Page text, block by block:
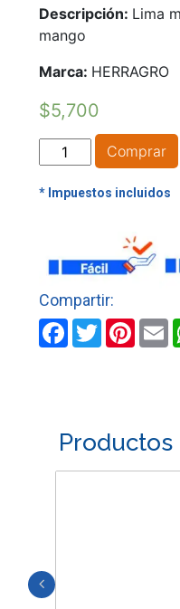
Descripción: Lima
mango
Marca: HERRAGRO
$5,700
LIMA
MOTOSIERRA
DE
8"
S/M
HERRAGRO
cantidad
Comprar
Facebook
Twitter
Productos